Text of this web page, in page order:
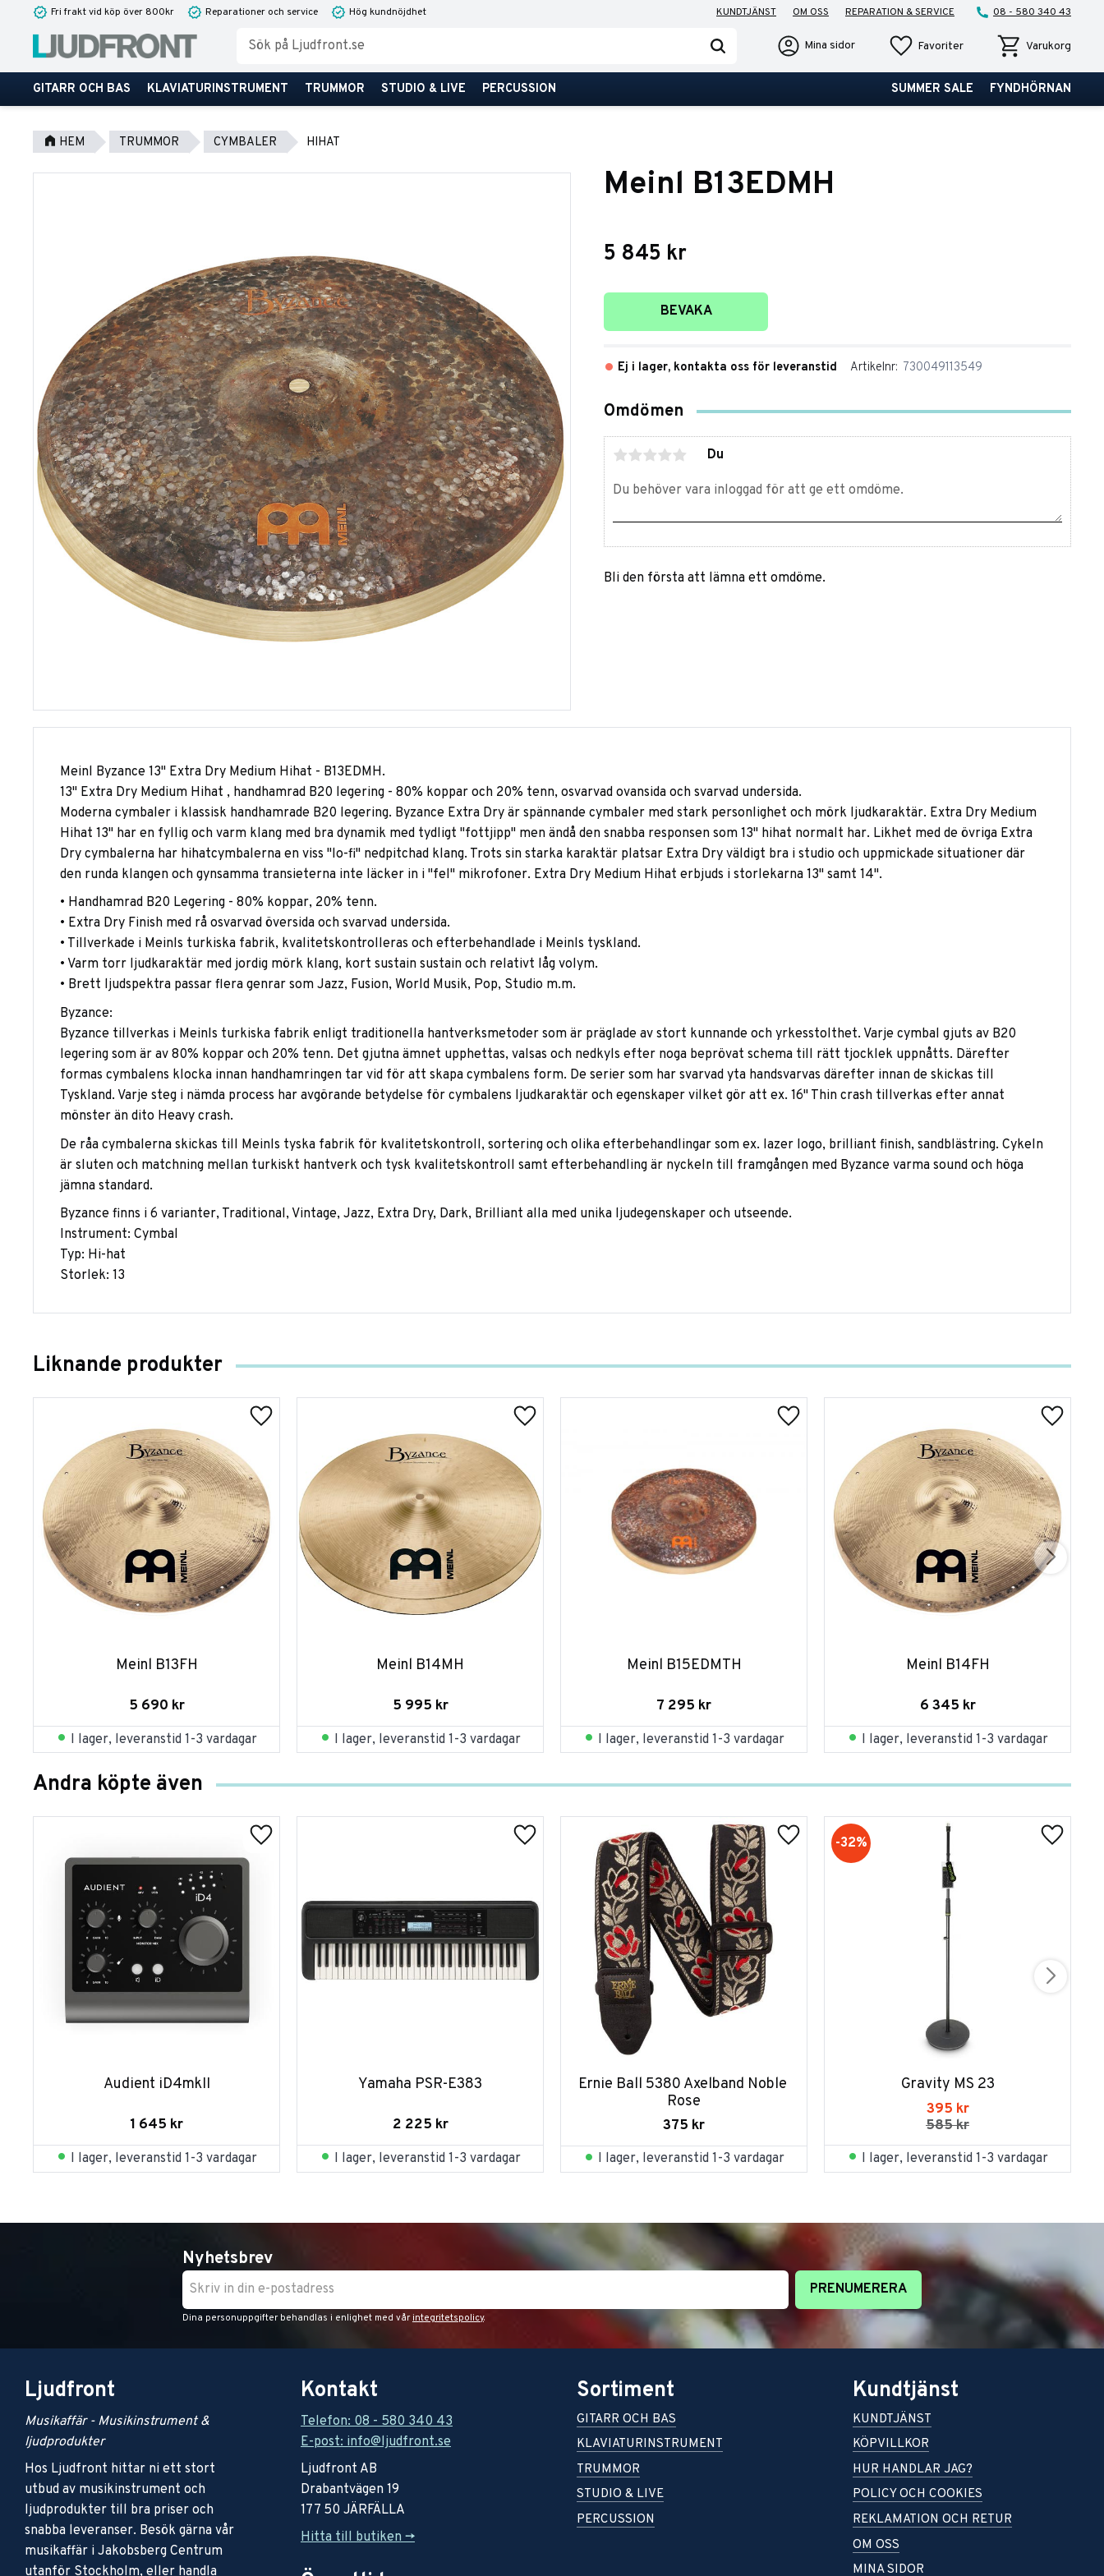
Fri frakt vid köp över 800kr Reparationer och service Hög kundnöjdhet KUNDTJÄNST OM OSS REPARATION & SERVICE 08 - 580 340 43
Mina sidor FavoriterFavoriter KundvagnVarukorg
GITARR OCH BAS KLAVIATURINSTRUMENT TRUMMOR STUDIO & LIVE PERCUSSION SUMMER SALE FYNDHÖRNAN
HEM TRUMMOR CYMBALER HIHAT
Meinl B13EDMH
5 845 kr
Lägg till i favoriter
BEVAKA
Ej i lager, kontakta oss för leveranstid Artikelnr 730049113549
Omdömen
Du
Bli den första att lämna ett omdöme.
Meinl Byzance 13" Extra Dry Medium Hihat - B13EDMH.
13" Extra Dry Medium Hihat , handhamrad B20 legering - 80% koppar och 20% tenn, osvarvad ovansida och svarvad undersida.
Moderna cymbaler i klassisk handhamrade B20 legering. Byzance Extra Dry är spännande cymbaler med stark personlighet och mörk ljudkaraktär. Extra Dry Medium
Hihat 13" har en fyllig och varm klang med bra dynamik med tydligt "fottjipp" men ändå den snabba responsen som 13" hihat normalt har. Likhet med de övriga Extra
Dry cymbalerna har hihatcymbalerna en viss "lo-fi" nedpitchad klang. Trots sin starka karaktär platsar Extra Dry väldigt bra i studio och uppmickade situationer där
den runda klangen och gynsamma transieterna inte läcker in i "fel" mikrofoner. Extra Dry Medium Hihat erbjuds i storlekarna 13" samt 14".
• Handhamrad B20 Legering - 80% koppar, 20% tenn.
• Extra Dry Finish med rå osvarvad översida och svarvad undersida.
• Tillverkade i Meinls turkiska fabrik, kvalitetskontrolleras och efterbehandlade i Meinls tyskland.
• Varm torr ljudkaraktär med jordig mörk klang, kort sustain sustain och relativt låg volym.
• Brett ljudspektra passar flera genrar som Jazz, Fusion, World Musik, Pop, Studio m.m.
Byzance:
Byzance tillverkas i Meinls turkiska fabrik enligt traditionella hantverksmetoder som är präglade av stort kunnande och yrkesstolthet. Varje cymbal gjuts av B20
legering som är av 80% koppar och 20% tenn. Det gjutna ämnet upphettas, valsas och nedkyls efter noga beprövat schema till rätt tjocklek uppnåtts. Därefter
formas cymbalens klocka innan handhamringen tar vid för att skapa cymbalens form. De serier som har svarvad yta handsvarvas därefter innan de skickas till
Tyskland. Varje steg i nämda process har avgörande betydelse för cymbalens ljudkaraktär och egenskaper vilket gör att ex. 16" Thin crash tillverkas efter annat
mönster än dito Heavy crash.
De råa cymbalerna skickas till Meinls tyska fabrik för kvalitetskontroll, sortering och olika efterbehandlingar som ex. lazer logo, brilliant finish, sandblästring. Cykeln
är sluten och matchning mellan turkiskt hantverk och tysk kvalitetskontroll samt efterbehandling är nyckeln till framgången med Byzance varma sound och höga
jämna standard.
Byzance finns i 6 varianter, Traditional, Vintage, Jazz, Extra Dry, Dark, Brilliant alla med unika ljudegenskaper och utseende.
Instrument: Cymbal
Typ: Hi-hat
Storlek: 13
Liknande produkter
Meinl B13FH
5 690 kr
I lager, leveranstid 1-3 vardagar
Meinl B14MH
5 995 kr
I lager, leveranstid 1-3 vardagar
Meinl B15EDMTH
7 295 kr
I lager, leveranstid 1-3 vardagar
Meinl B14FH
6 345 kr
I lager, leveranstid 1-3 vardagar
Andra köpte även
Audient iD4mkII
1 645 kr
I lager, leveranstid 1-3 vardagar
Yamaha PSR-E383
2 225 kr
I lager, leveranstid 1-3 vardagar
Ernie Ball 5380 Axelband Noble
Rose
375 kr
I lager, leveranstid 1-3 vardagar
Gravity MS 23
395 kr
585kr
32%
I lager, leveranstid 1-3 vardagar
Nyhetsbrev
PRENUMERERA
Dina personuppgifter behandlas i enlighet med vår integritetspolicy.
Ljudfront
Musikaffär - Musikinstrument &
ljudprodukter
Hos Ljudfront hittar ni ett stort
utbud av musikinstrument och
ljudprodukter till bra priser och
snabba leveranser. Besök gärna vår
musikaffär i Jakobsberg Centrum
utanför Stockholm, eller handla
Kontakt
Telefon: 08 - 580 340 43
E-post: info@ljudfront.se
Ljudfront AB
Drabantvägen 19
177 50 JÄRFÄLLA
Hitta till butiken ->
Sortiment
GITARR OCH BAS
KLAVIATURINSTRUMENT
TRUMMOR
STUDIO & LIVE
PERCUSSION
Kundtjänst
KUNDTJÄNST
KÖPVILLKOR
HUR HANDLAR JAG?
POLICY OCH COOKIES
REKLAMATION OCH RETUR
OM OSS
MINA SIDOR